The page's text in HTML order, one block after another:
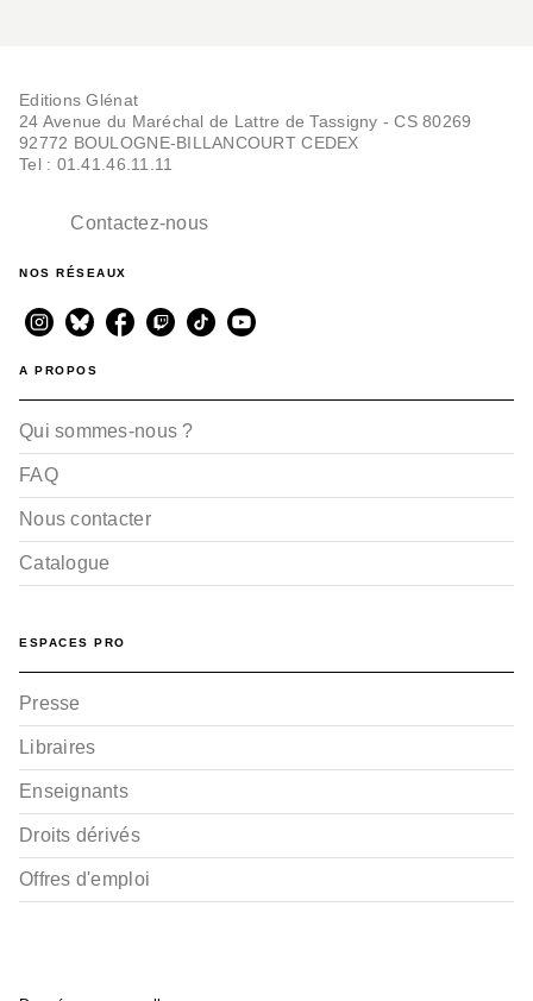
Editions Glénat
24 Avenue du Maréchal de Lattre de Tassigny - CS 80269
92772 BOULOGNE-BILLANCOURT CEDEX
Tel : 01.41.46.11.11
Contactez-nous
NOS RÉSEAUX
A PROPOS
Qui sommes-nous ?
FAQ
Nous contacter
Catalogue
ESPACES PRO
Presse
Libraires
Enseignants
Droits dérivés
Offres d'emploi